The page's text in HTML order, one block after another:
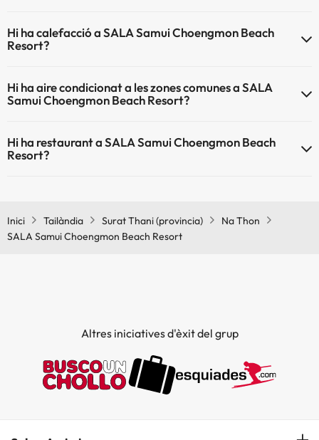
Hi ha calefacció a SALA Samui Choengmon Beach
Resort?
comunes.
Hi ha aire condicionat a les zones comunes a SALA
Samui Choengmon Beach Resort?
zones comunes.
Hi ha restaurant a SALA Samui Choengmon Beach
Resort?
Inici Tailàndia Surat Thani (provincia)
Na Thon
SALA Samui Choengmon Beach Resort
Altres iniciatives d'èxit del grup